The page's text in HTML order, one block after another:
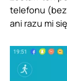
telefonu (bez
ani razu mi